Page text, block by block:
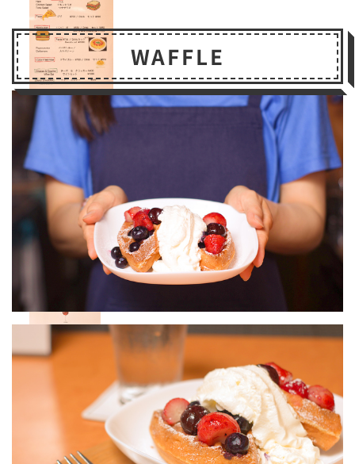
WAFFLE